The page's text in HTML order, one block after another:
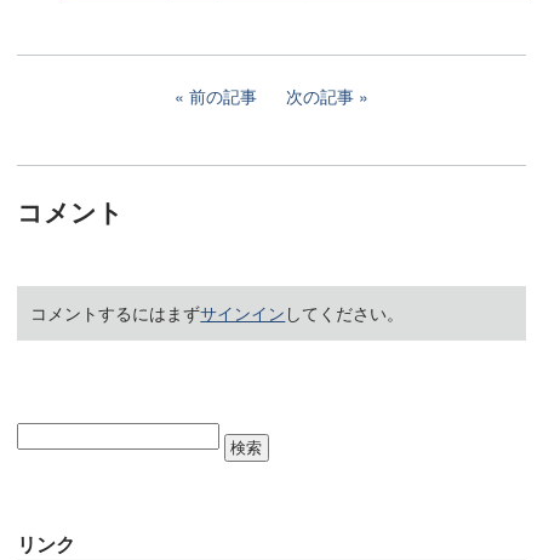
前の記事 次の記事
コメント
コメントするにはまずサインイン してください。
リンク